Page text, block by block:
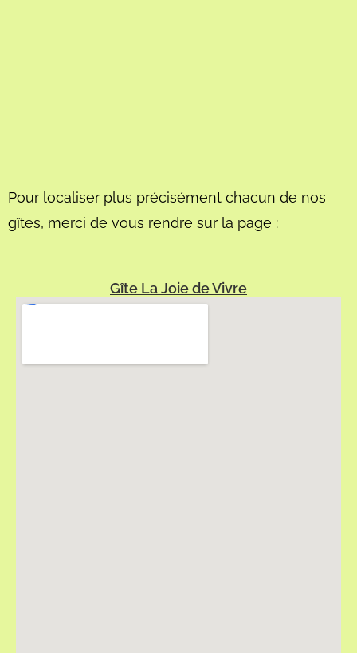
Pour localiser plus précisément chacun de nos
gîtes, merci de vous rendre sur la page :
Gîte La Joie de Vivre